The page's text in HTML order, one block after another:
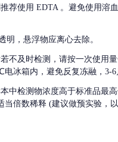
荐使用 EDTA 。避免使用溶
明，悬浮物应离心去除。
不及时检测，请按一次使用
冰箱内，避免反复冻融，3-6
中检测物浓度高于标准品最
当倍数稀释 (建议做预实验，